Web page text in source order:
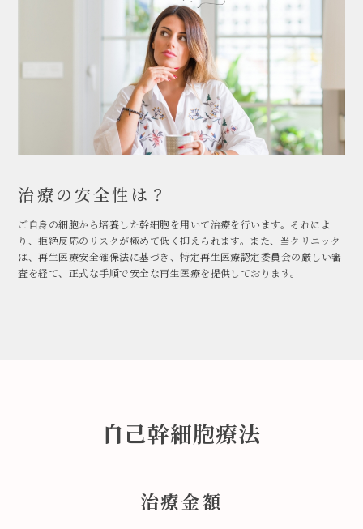
治療の安全性は？
ご自身の細胞から培養した幹細胞を用いて治療を行います。それによ
り、拒絶反応のリスクが極めて低く抑えられます。また、当クリニック
は、再生医療安全確保法に基づき、特定再生医療認定委員会の厳しい審
査を経て、正式な手順で安全な再生医療を提供しております。
自己幹細胞療法
治療金額